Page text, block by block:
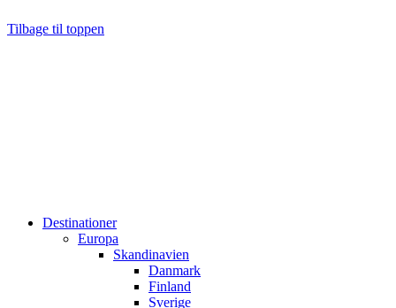
Tilbage til toppen
Destinationer
Europa
Skandinavien
Danmark
Finland
Sverige